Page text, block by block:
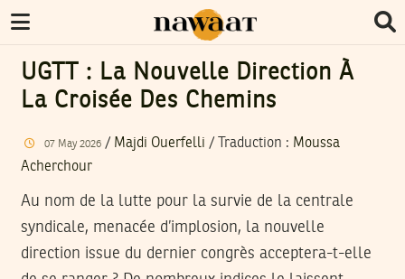
UGTT : La Nouvelle Direction À
La Croisée Des Chemins
07 May 2026/ Majdi Ouerfelli / Traduction : Moussa
Acherchour
Au nom de la lutte pour la survie de la centrale
syndicale, menacée d’implosion, la nouvelle
direction issue du dernier congrès acceptera-t-elle